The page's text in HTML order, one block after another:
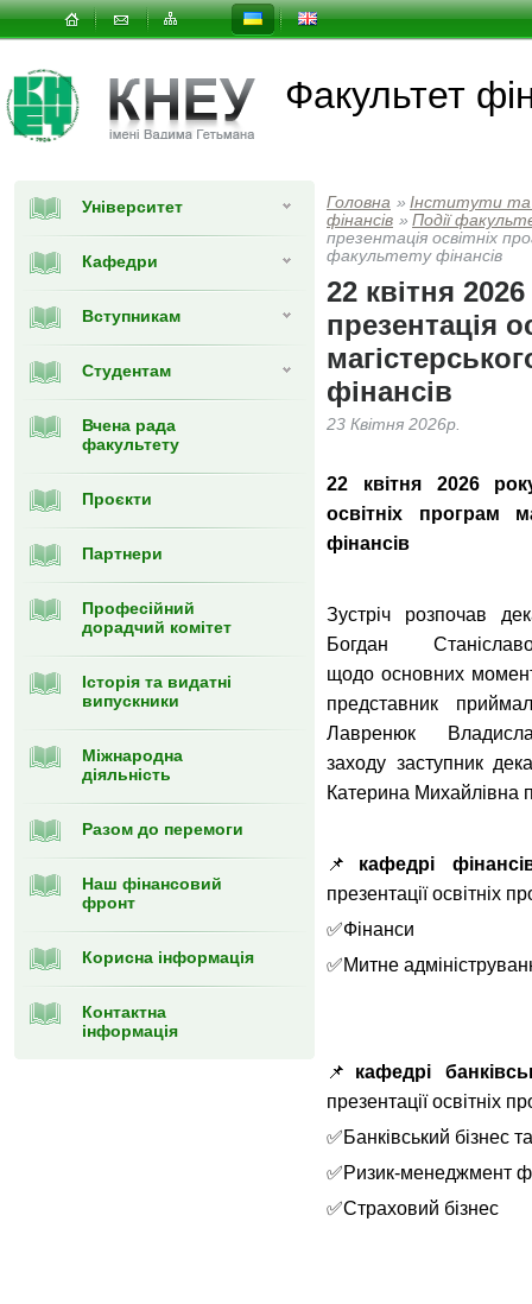
Факультет
Університет
Кафедри
Вступникам
Студентам
Вчена рада
факультету
Проєкти
Партнери
Професійний
дорадчий комітет
Історія та видатні
випускники
Міжнародна
діяльність
Разом до перемоги
Наш фінансовий
фронт
Корисна інформація
Контактна
інформація
Головна » Інститути
фінансів » Події
презентація освітніх
факультету фінансів
22 квітня
презентація
фінансів
23 Квітня 2026р.
22 квітня 2026
освітніх програм
фінансів
Зустріч розпочав
Богдан
щодо основних
представник
Лавренюк
заходу заступник
Катерина Михайлівна
📌 кафедрі
презентації освітніх
✅Фінанси
✅Митне
📌 кафедрі
презентації освітніх
✅Банківський бізнес
✅Ризик-менеджмент
✅Страховий бізнес